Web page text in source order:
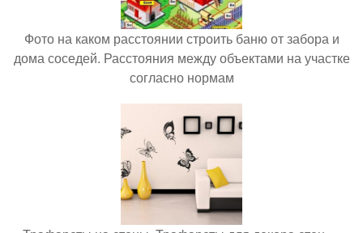
Фото на каком расстоянии строить баню от забора и
дома соседей. Расстояния между объектами на участке
согласно нормам